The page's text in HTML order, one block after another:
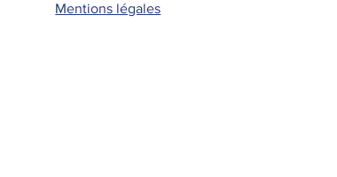
Mentions légales